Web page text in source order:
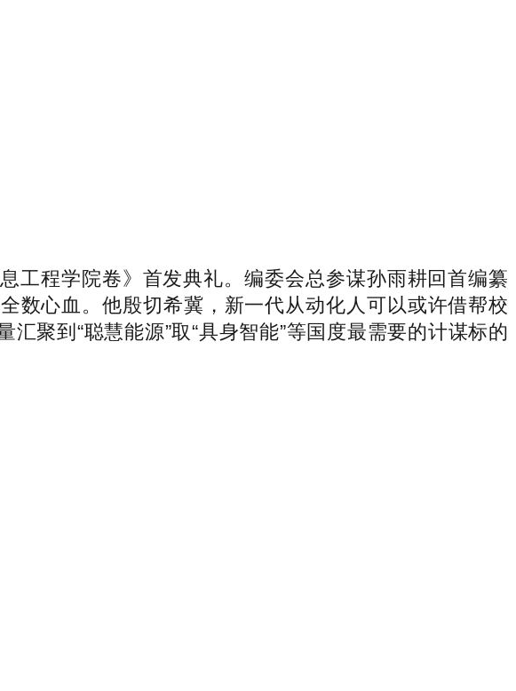
程学院卷》首发典礼。编委会总参谋孙雨耕回首编纂
数心血。他殷切希冀，新一代从动化人可以或许借帮校
聚到“聪慧能源”取“具身智能”等国度最需要的计谋标的